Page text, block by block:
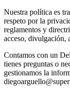
Nuestra política es
respeto por la
reglamentos y
acceso, divulgación,
Contamos con un
tienes preguntas o
gestionamos la